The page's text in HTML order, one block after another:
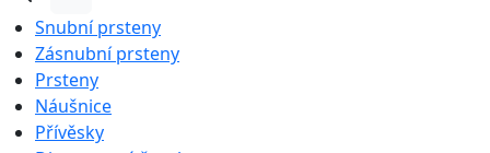
Snubní prsteny
Zásnubní prsteny
Prsteny
Náušnice
Přívěsky